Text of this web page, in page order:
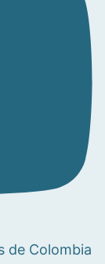
de Colombia